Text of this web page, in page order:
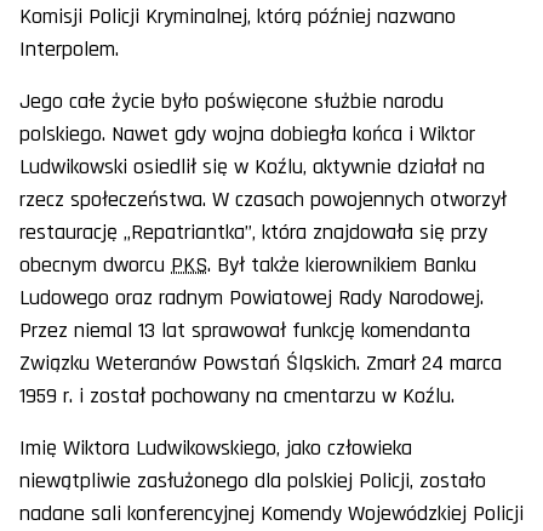
Komisji Policji Kryminalnej, którą później nazwano
Interpolem.
Jego całe życie było poświęcone służbie narodu
polskiego. Nawet gdy wojna dobiegła końca i Wiktor
Ludwikowski osiedlił się w Koźlu, aktywnie działał na
rzecz społeczeństwa. W czasach powojennych otworzył
restaurację „Repatriantka”, która znajdowała się przy
obecnym dworcu PKS. Był także kierownikiem Banku
Ludowego oraz radnym Powiatowej Rady Narodowej.
Przez niemal 13 lat sprawował funkcję komendanta
Związku Weteranów Powstań Śląskich. Zmarł 24 marca
1959 r. i został pochowany na cmentarzu w Koźlu.
Imię Wiktora Ludwikowskiego, jako człowieka
niewątpliwie zasłużonego dla polskiej Policji, zostało
nadane sali konferencyjnej Komendy Wojewódzkiej Policji